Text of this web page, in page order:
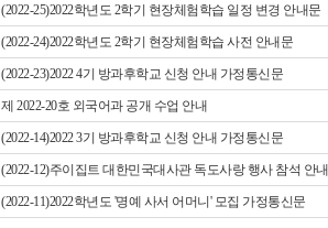
(2022-25)2022학년도 2학기 현장체험학습 일정 변경 안내문
(2022-24)2022학년도 2학기 현장체험학습 사전 안내문
(2022-23)2022 4기 방과후학교 신청 안내 가정통신문
제 2022-20호 외국어과 공개 수업 안내
(2022-14)2022 3기 방과후학교 신청 안내 가정통신문
(2022-12)주이집트 대한민국대사관 독도사랑 행사 참석 안내
(2022-11)2022학년도 '명예 사서 어머니' 모집 가정통신문